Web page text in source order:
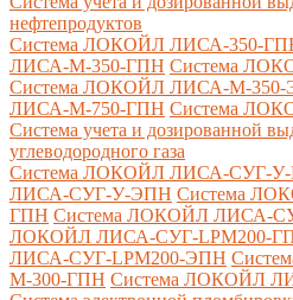
нефтепродуктов
Система ЛОКОЙЛ ЛИСА-350-
ЛИСА-М-350-ГПН Система
Система ЛОКОЙЛ ЛИСА-М-
ЛИСА-М-750-ГПН Система
Система учета и дозированной
углеводородного газа
Система ЛОКОЙЛ ЛИСА-СУГ-
ЛИСА-СУГ-У-ЭПН Система
ГПН Система ЛОКОЙЛ ЛИСА-
ЛОКОЙЛ ЛИСА-СУГ-LPM200-
ЛИСА-СУГ-LPM200-ЭПН
М-300-ГПН Система ЛОКОЙЛ